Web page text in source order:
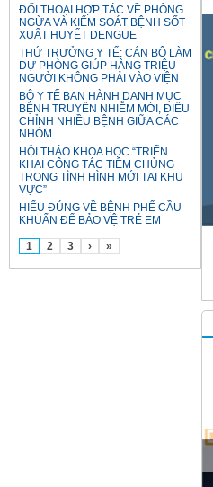
ĐỐI THOẠI HỢP TÁC VỀ PHÒNG
NGỪA VÀ KIỂM SOÁT BỆNH SỐT
XUẤT HUYẾT DENGUE
THỨ TRƯỞNG Y TẾ: CÁN BỘ LÀM
DỰ PHÒNG GIÚP HÀNG TRIỆU
NGƯỜI KHÔNG PHẢI VÀO VIỆN
BỘ Y TẾ BAN HÀNH DANH MỤC
BỆNH TRUYỀN NHIỄM MỚI, ĐIỀU
CHỈNH NHIỀU BỆNH GIỮA CÁC
NHÓM
HỘI THẢO KHOA HỌC “TRIỂN
KHAI CÔNG TÁC TIÊM CHỦNG
TRONG TÌNH HÌNH MỚI TẠI KHU
VỰC”
HIỂU ĐÚNG VỀ BỆNH PHẾ CẦU
KHUẨN ĐỂ BẢO VỆ TRẺ EM
1 2 3 › »